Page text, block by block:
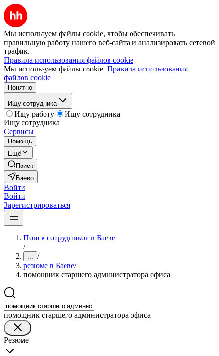
Мы используем файлы cookie, чтобы обеспечивать
правильную работу нашего веб-сайта и анализировать сетевой
трафик.
Правила использования файлов cookie
Мы используем файлы cookie. Правила использования
файлов cookie
Понятно
Ищу сотрудника
Ищу работу
Ищу сотрудника
Ищу сотрудника
Сервисы
Помощь
Ещё
Поиск
Баево
Войти
Войти
Зарегистрироваться
Поиск сотрудников в Баеве
/
... /
резюме в Баеве/
помощник старшего администратора офиса
помощник старшего администратора офиса
Резюме